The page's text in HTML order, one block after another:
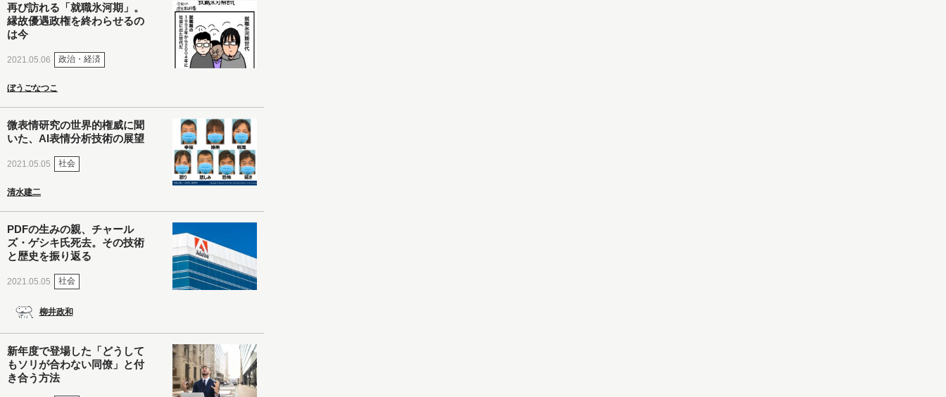
再び訪れる「就職氷河期」。
縁故優遇政権を終わらせるの
は今
2021.05.06 政治・経済
ぼうごなつこ
微表情研究の世界的権威に聞
いた、AI表情分析技術の展望
2021.05.05 社会
清水建二
PDFの生みの親、チャール
ズ・ゲシキ氏死去。その技術
と歴史を振り返る
2021.05.05 社会
柳井政和
新年度で登場した「どうして
もソリが合わない同僚」と付
き合う方法